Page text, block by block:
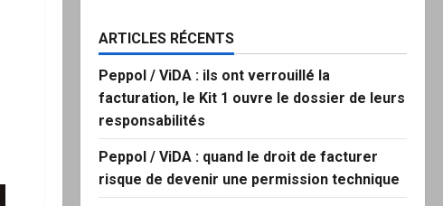
ARTICLES RÉCENTS
Peppol / ViDA : ils ont verrouillé la
facturation, le Kit 1 ouvre le dossier de leurs
responsabilités
Peppol / ViDA : quand le droit de facturer
risque de devenir une permission technique